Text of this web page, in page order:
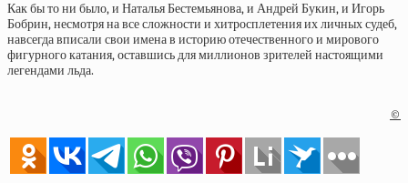
Как бы то ни было, и Наталья Бестемьянова, и Андрей Букин, и Игорь
Бобрин, несмотря на все сложности и хитросплетения их личных судеб,
навсегда вписали свои имена в историю отечественного и мирового
фигурного катания, оставшись для миллионов зрителей настоящими
легендами льда.
©